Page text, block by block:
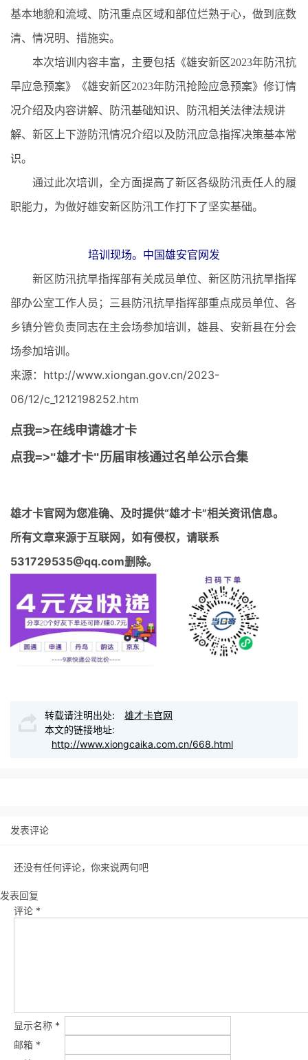
基本地貌和流域、防汛重点区域和部位烂熟于心，做到底数
清、情况明、措施实。
本次培训内容丰富，主要包括《雄安新区2023年防汛抗
旱应急预案》《雄安新区2023年防汛抢险应急预案》修订情
况介绍及内容讲解、防汛基础知识、防汛相关法律法规讲
解、新区上下游防汛情况介绍以及防汛应急指挥决策基本常
识。
通过此次培训，全方面提高了新区各级防汛责任人的履
职能力，为做好雄安新区防汛工作打下了坚实基础。
培训现场。中国雄安官网发
新区防汛抗旱指挥部有关成员单位、新区防汛抗旱指挥
部办公室工作人员；三县防汛抗旱指挥部重点成员单位、各
乡镇分管负责同志在主会场参加培训，雄县、安新县在分会
场参加培训。
来源：http://www.xiongan.gov.cn/2023-
06/12/c_1212198252.htm
点我=>在线申请雄才卡
点我=>"雄才卡"历届审核通过名单公示合集
雄才卡官网为您准确、及时提供“雄才卡”相关资讯信息。
所有文章来源于互联网，如有侵权，请联系
531729535@qq.com删除。
转载请注明出处:
雄才卡官网
本文的链接地址:
http://www.xiongcaika.com.cn/668.html
发表评论
还没有任何评论，你来说两句吧
发表回复
评论 *
显示名称 *
邮箱 *